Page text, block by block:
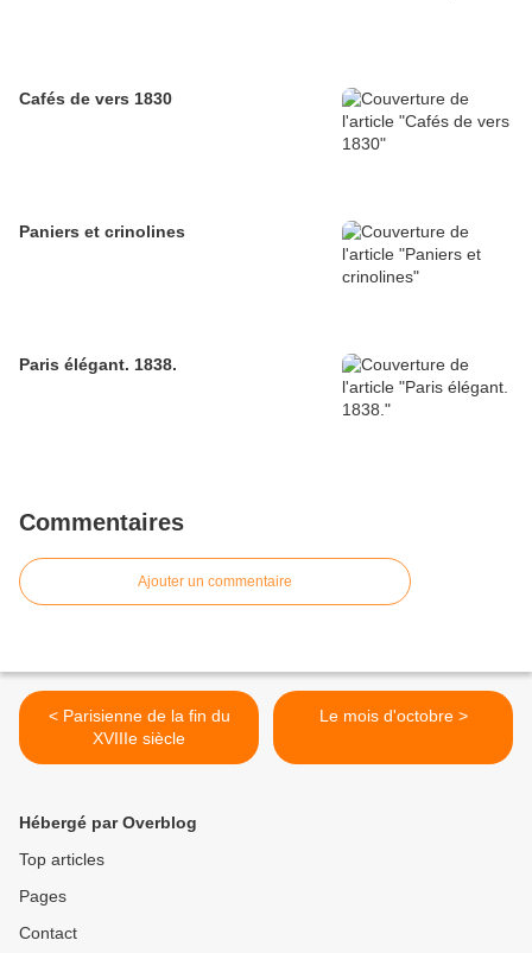
Cafés de vers 1830
Paniers et crinolines
Paris élégant. 1838.
Commentaires
Ajouter un commentaire
< Parisienne de la fin du
XVIIIe siècle
Le mois d'octobre >
Hébergé par Overblog
Top articles
Pages
Contact